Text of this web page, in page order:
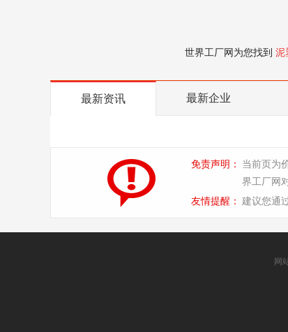
世界工厂网为您找到 泥
最新资讯 最新企业
免责声明：
当前页为
界工厂网
友情提醒： 建议您通
网